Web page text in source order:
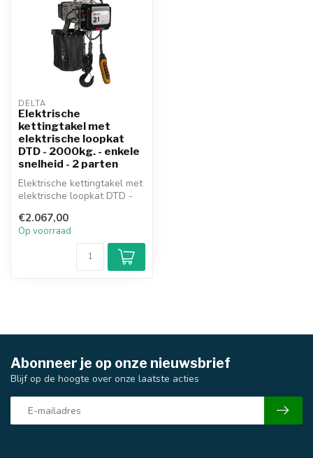
DELTA
Elektrische
kettingtakel met
elektrische loopkat
DTD - 2000kg. - enkele
snelheid - 2 parten
Elektrische kettingtakel met
elektrische loopkat DTD -
€2.067,00
Op voorraad
Abonneer je op onze nieuwsbrief
Blijf op de hoogte over onze laatste acties